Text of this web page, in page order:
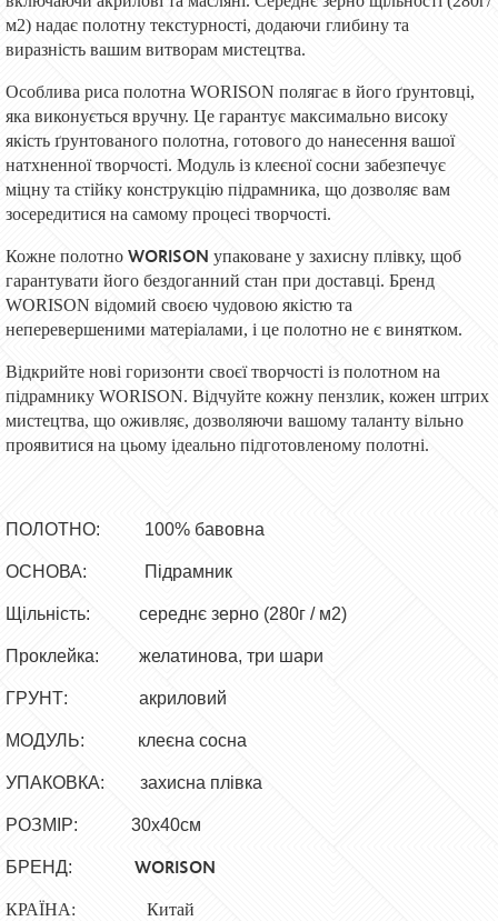
м2) надає полотну текстурності, додаючи глибину та
виразність вашим витворам мистецтва.
Особлива риса полотна WORISON полягає в його ґрунтовці,
яка виконується вручну. Це гарантує максимально високу
якість ґрунтованого полотна, готового до нанесення вашої
натхненної творчості. Модуль із клеєної сосни забезпечує
міцну та стійку конструкцію підрамника, що дозволяє вам
зосередитися на самому процесі творчості.
Кожне полотно WORISON упаковане у захисну плівку, щоб
гарантувати його бездоганний стан при доставці. Бренд
WORISON відомий своєю чудовою якістю та
неперевершеними матеріалами, і це полотно не є винятком.
Відкрийте нові горизонти своєї творчості із полотном на
підрамнику WORISON. Відчуйте кожну пензлик, кожен штрих
мистецтва, що оживляє, дозволяючи вашому таланту вільно
проявитися на цьому ідеально підготовленому полотні.
ПОЛОТНО: 100% бавовна
ОСНОВА: Підрамник
Щільність: середнє зерно (280г / м2)
Проклейка: желатинова, три шари
ГРУНТ: акриловий
МОДУЛЬ: клеєна сосна
УПАКОВКА: захисна плівка
РОЗМІР: 30х40см
БРЕНД: WORISON
КРАЇНА: Китай